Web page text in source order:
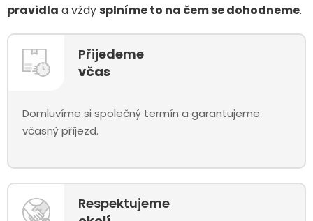
pravidla a vždy splníme to na čem se dohodneme.
Přijedeme
včas
Domluvíme si společný termín a garantujeme
včasný příjezd.
Respektujeme